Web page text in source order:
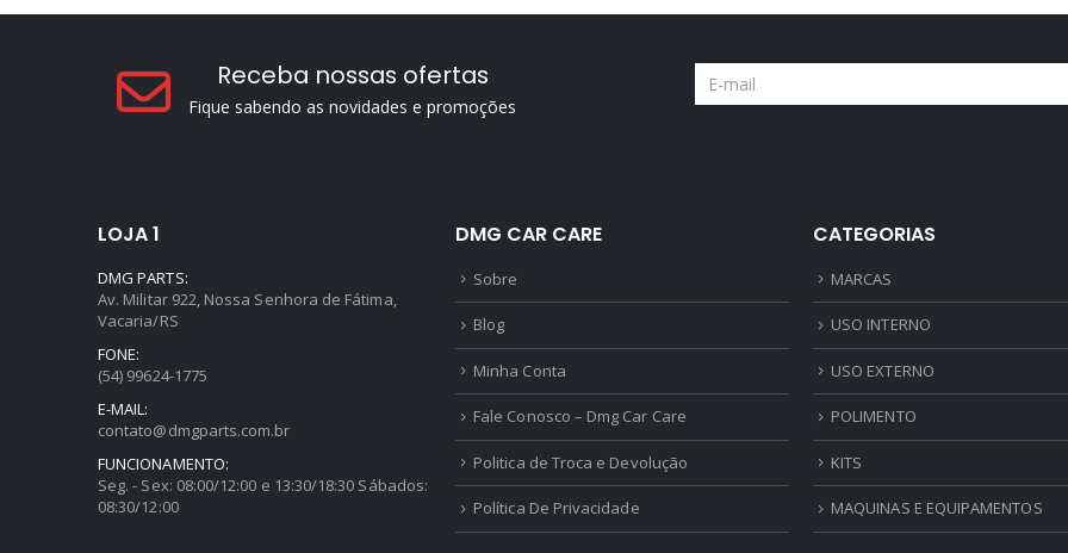
Receba nossas ofertas
Fique sabendo as novidades e promoções
LOJA 1
DMG PARTS:
Av. Militar 922, Nossa Senhora de Fátima,
Vacaria/RS
FONE:
(54) 99624-1775
E-MAIL:
contato@dmgparts.com.br
FUNCIONAMENTO:
Seg. - Sex: 08:00/12:00 e 13:30/18:30 Sábados:
08:30/12:00
DMG CAR CARE
Sobre
Blog
Minha Conta
Fale Conosco – Dmg Car Care
Politica de Troca e Devolução
Política De Privacidade
CATEGORIAS
MARCAS
USO INTERNO
USO EXTERNO
POLIMENTO
KITS
MAQUINAS E EQUIPAMENTOS